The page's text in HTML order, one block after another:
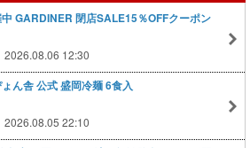
GARDINER 閉店SALE15％OFFクーポン
2026.08.06 12:30
ん舎 公式 盛岡冷麺 6食入
2026.08.05 22:10